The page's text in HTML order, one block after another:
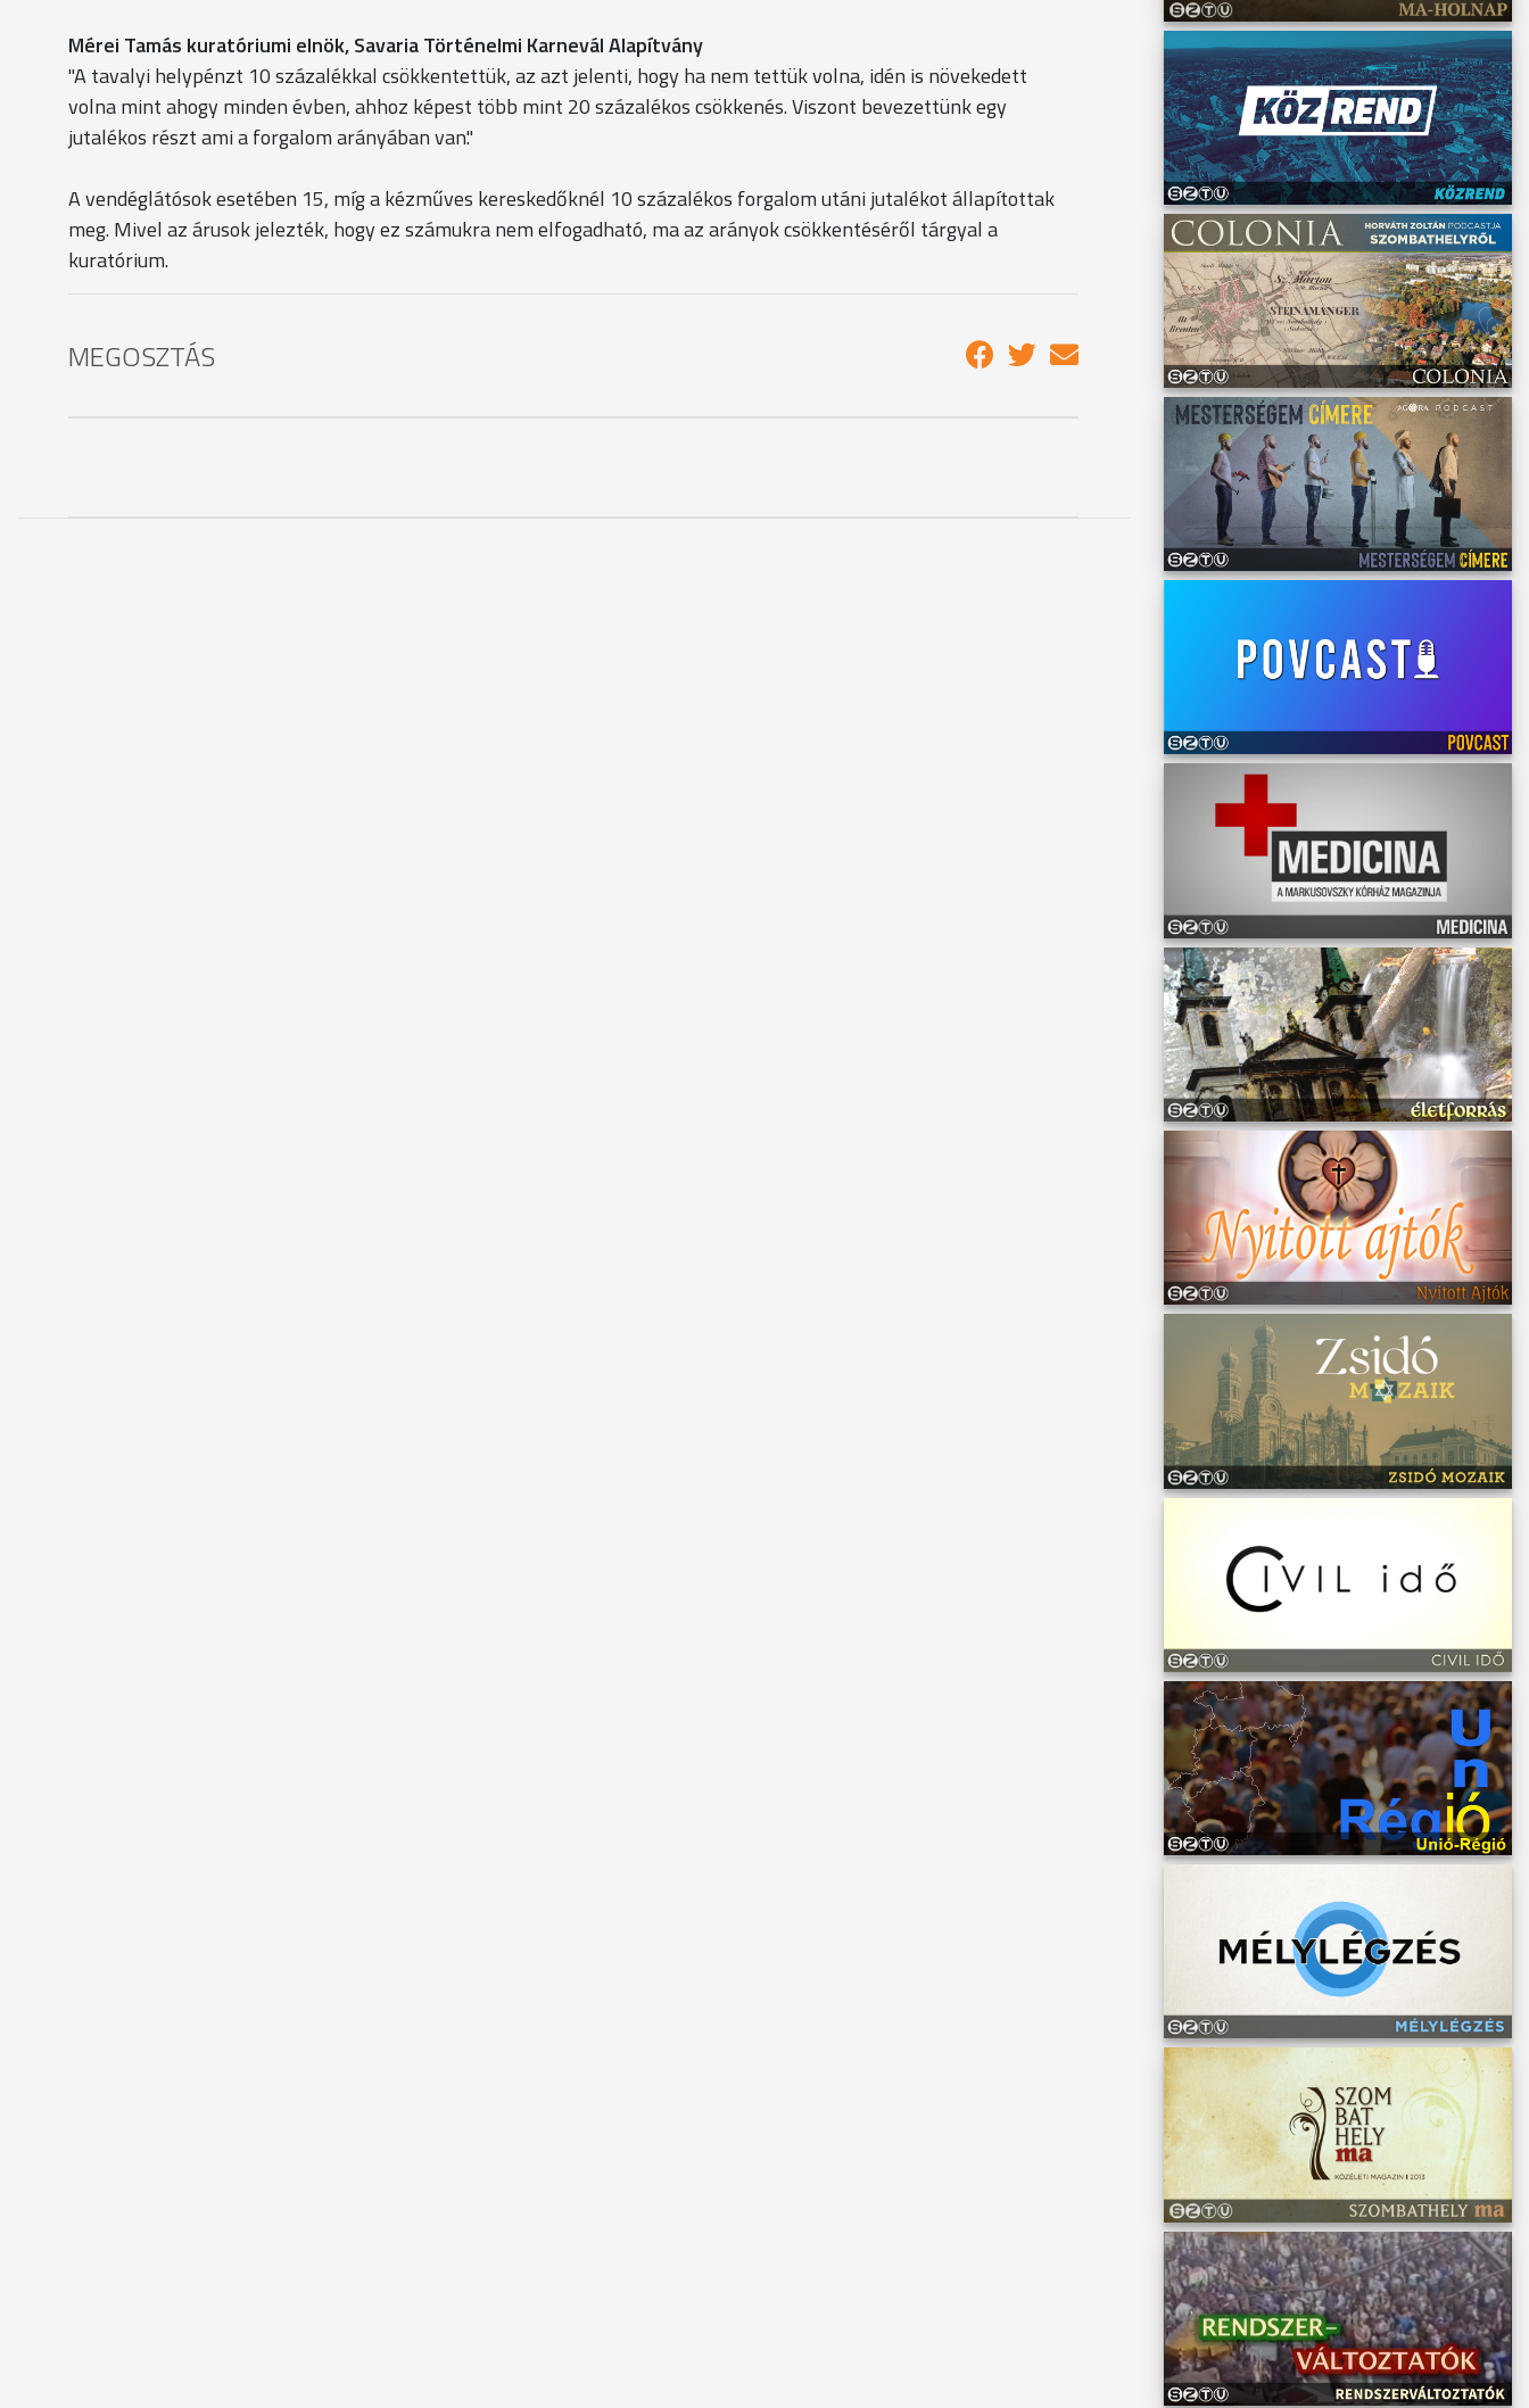
Mérei Tamás kuratóriumi elnök, Savaria Történelmi Karnevál Alapítvány
"A tavalyi helypénzt 10 százalékkal csökkentettük, az azt jelenti, hogy ha nem tettük volna, idén is növekedett
volna mint ahogy minden évben, ahhoz képest több mint 20 százalékos csökkenés. Viszont bevezettünk egy
jutalékos részt ami a forgalom arányában van."
A vendéglátósok esetében 15, míg a kézműves kereskedőknél 10 százalékos forgalom utáni jutalékot állapítottak
meg. Mivel az árusok jelezték, hogy ez számukra nem elfogadható, ma az arányok csökkentéséről tárgyal a
kuratórium.
MEGOSZTÁS